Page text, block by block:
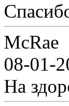
McRae
08-01-
На